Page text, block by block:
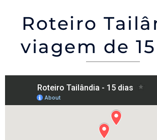
Roteiro
viagem de